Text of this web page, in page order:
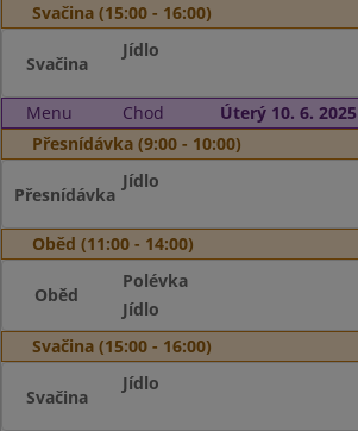
Svačina (15:00 - 16:00)
Svačina
Jídlo
Menu Chod
Úterý 10. 6. 2025
Přesnídávka (9:00 - 10:00)
Přesnídávka
Jídlo
Oběd (11:00 - 14:00)
Oběd
Polévka
Jídlo
Svačina (15:00 - 16:00)
Svačina
Jídlo